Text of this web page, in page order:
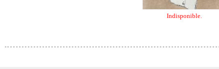
Indisponible.